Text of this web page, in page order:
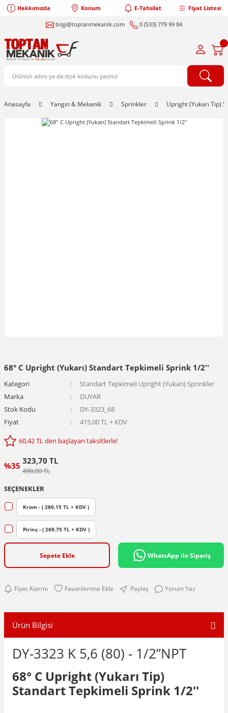
Hakkımızda Konum E-Tahsilat Fiyat Listesi
bilgi@toptanmekanik.com 0 (533) 779 99 84
Anasayfa Yangın & Mekanik Sprinkler Upright (Yukarı Tip)
68° C Upright (Yukarı) Standart Tepkimeli Sprink 1/2''
Kategori
Standart Tepkimeli Upright (Yukarı) Sprinkler
Marka
DUYAR
Stok Kodu
DY-3323_68
Fiyat
415,00 TL + KDV
60,42 TL den başlayan taksitlerle!
%35 323,70 TL
498,00 TL
SEÇENEKLER
Krom - ( 280,15 TL + KDV )
Pirinç - ( 269,75 TL + KDV )
Sepete Ekle WhatsApp ile Sipariş
Fiyat Alarmı Paylaş Yorum Yaz
Ürün Bilgisi
DY-3323 K 5,6 (80) - 1/2”NPT
68° C Upright (Yukarı Tip)
Standart Tepkimeli Sprink 1/2''